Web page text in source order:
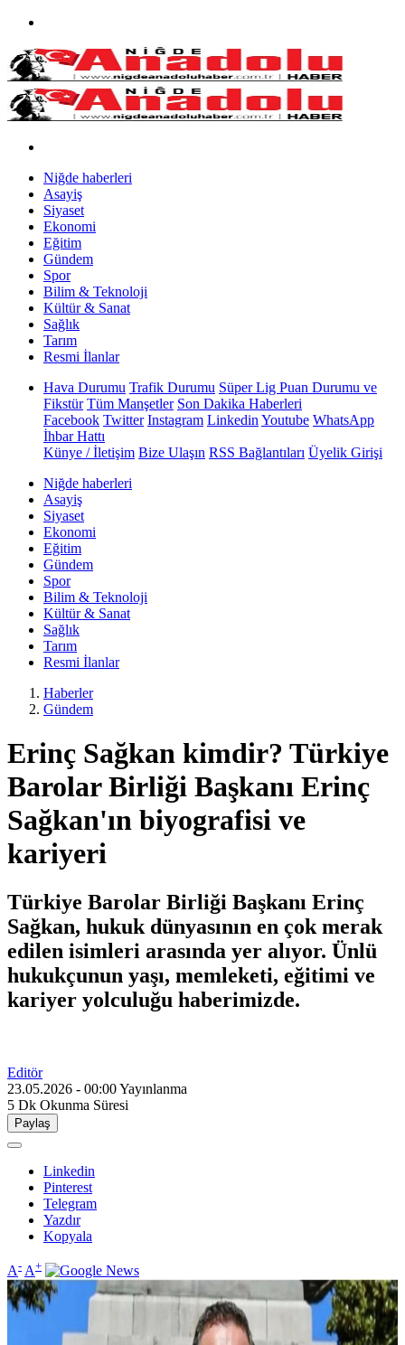
Niğde haberleri
Asayiş
Siyaset
Ekonomi
Eğitim
Gündem
Spor
Bilim & Teknoloji
Kültür & Sanat
Sağlık
Tarım
Resmi İlanlar
Hava Durumu Trafik Durumu Süper Lig Puan Durumu ve
Fikstür Tüm Manşetler Son Dakika Haberleri
Facebook Twitter Instagram Linkedin Youtube WhatsApp
İhbar Hattı
Künye / İletişim Bize Ulaşın RSS Bağlantıları Üyelik Girişi
Niğde haberleri
Asayiş
Siyaset
Ekonomi
Eğitim
Gündem
Spor
Bilim & Teknoloji
Kültür & Sanat
Sağlık
Tarım
Resmi İlanlar
Haberler
Gündem
Erinç Sağkan kimdir? Türkiye
Barolar Birliği Başkanı Erinç
Sağkan'ın biyografisi ve
kariyeri
Türkiye Barolar Birliği Başkanı Erinç
Sağkan, hukuk dünyasının en çok merak
edilen isimleri arasında yer alıyor. Ünlü
hukukçunun yaşı, memleketi, eğitimi ve
kariyer yolculuğu haberimizde.
Editör
23.05.2026 - 00:00Yayınlanma
5 Dk Okunma Süresi
Paylaş
Linkedin
Pinterest
Telegram
Yazdır
Kopyala
A- A+